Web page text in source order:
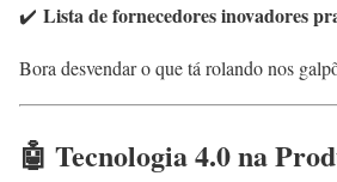
✔️ Lista de fornecedores inovadores
Bora desvendar o que tá rolando nos
🤖 Tecnologia 4.0 na